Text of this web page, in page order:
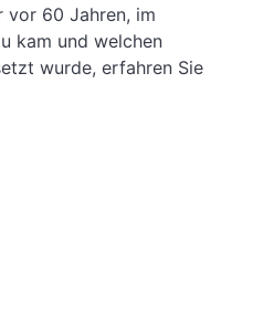
vor 60 Jahren, im
kam und welchen
wurde, erfahren Sie